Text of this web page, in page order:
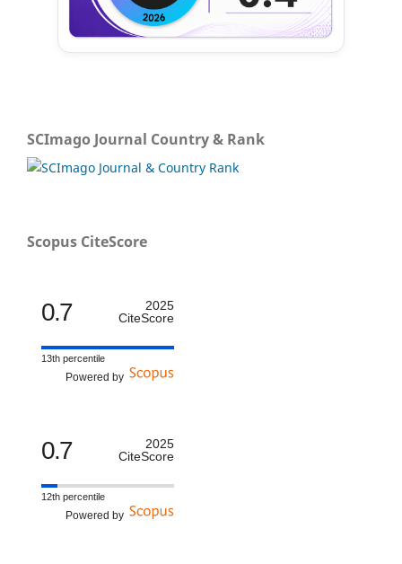
SCImago Journal Country & Rank
Scopus CiteScore
0.7
2025
CiteScore
13th percentile
Powered by
0.7
2025
CiteScore
12th percentile
Powered by